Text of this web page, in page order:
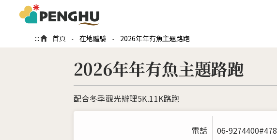
::: 首頁 - 在地體驗 - 2026年年有魚主題路跑
2026年年有魚主題路跑
配合冬季觀光辦理5K.11K路跑
電話 06-9274400#478